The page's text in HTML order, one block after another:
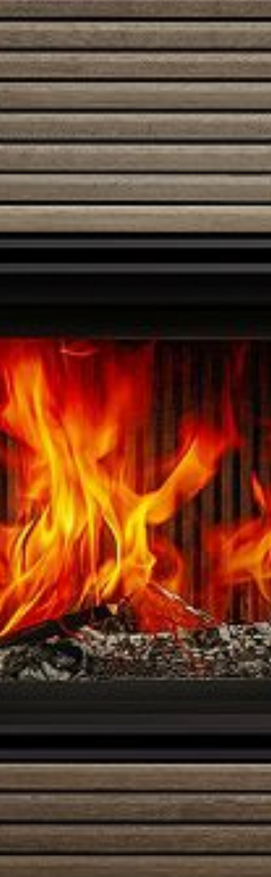
Austroflamm 38x38x57 K
2600,00€
Austroflamm 45x51K II
2520,00€
Austroflamm 48x51x51 S3
5140,00 €
Austroflamm 55x55x51K
3495,00€